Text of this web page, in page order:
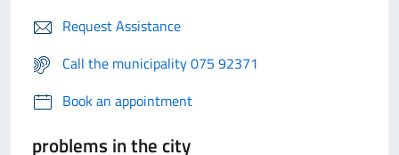
Request Assistance
Call the municipality 075 92371
Book an appointment
problems in the city